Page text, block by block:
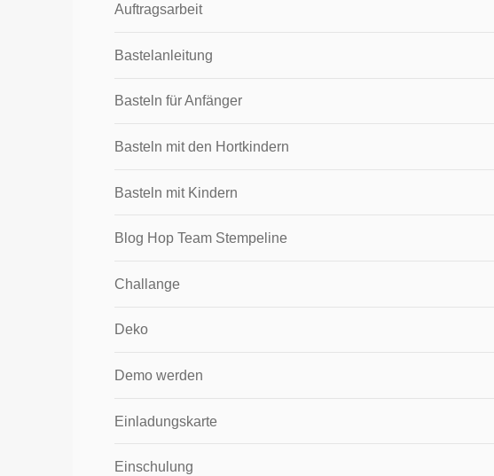
Auftragsarbeit
Bastelanleitung
Basteln für Anfänger
Basteln mit den Hortkindern
Basteln mit Kindern
Blog Hop Team Stempeline
Challange
Deko
Demo werden
Einladungskarte
Einschulung